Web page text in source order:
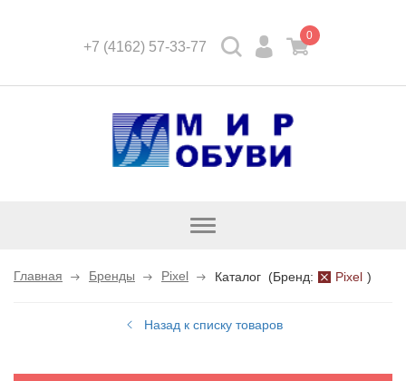
+7 (4162) 57-33-77
0
Открыть
Главная Бренды Pixel Каталог (Бренд: Pixel )
Назад к списку товаров